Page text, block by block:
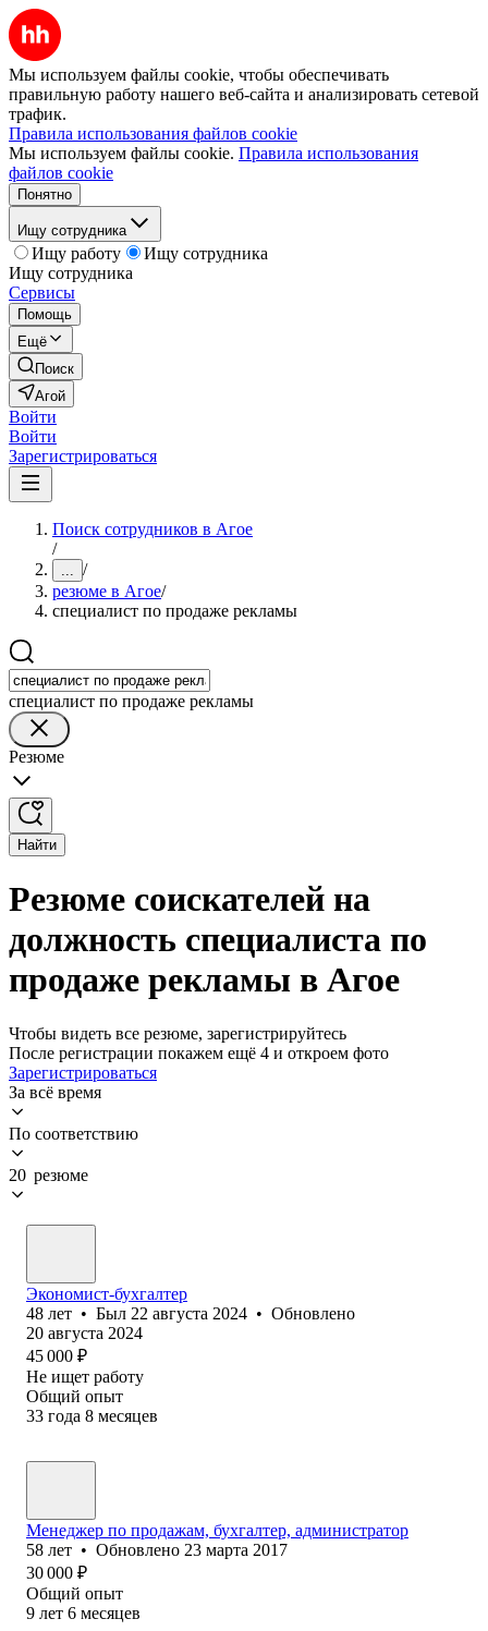
Мы используем файлы cookie, чтобы обеспечивать
правильную работу нашего веб-сайта и анализировать сетевой
трафик.
Правила использования файлов cookie
Мы используем файлы cookie. Правила использования
файлов cookie
Понятно
Ищу сотрудника
Ищу работу
Ищу сотрудника
Ищу сотрудника
Сервисы
Помощь
Ещё
Поиск
Агой
Войти
Войти
Зарегистрироваться
Поиск сотрудников в Агое
/
... /
резюме в Агое/
специалист по продаже рекламы
специалист по продаже рекламы
Резюме
Найти
Резюме соискателей на
должность специалиста по
продаже рекламы в Агое
Чтобы видеть все резюме, зарегистрируйтесь
После регистрации покажем ещё 4 и откроем фото
Зарегистрироваться
За всё время
По соответствию
20 резюме
Экономист-бухгалтер
48 лет • Был 22 августа 2024 • Обновлено
20 августа 2024
45 000 ₽
Не ищет работу
Общий опыт
33 года 8 месяцев
Менеджер по продажам, бухгалтер, администратор
58 лет • Обновлено 23 марта 2017
30 000 ₽
Общий опыт
9 лет 6 месяцев